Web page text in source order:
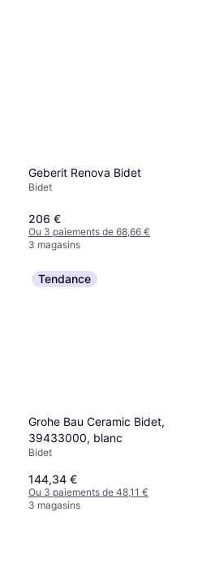
Geberit Renova Bidet
Bidet
206 €
Ou 3 paiements de 68,66 €
3 magasins
Tendance
Grohe Bau Ceramic Bidet,
39433000, blanc
Bidet
144,34 €
Ou 3 paiements de 48,11 €
3 magasins